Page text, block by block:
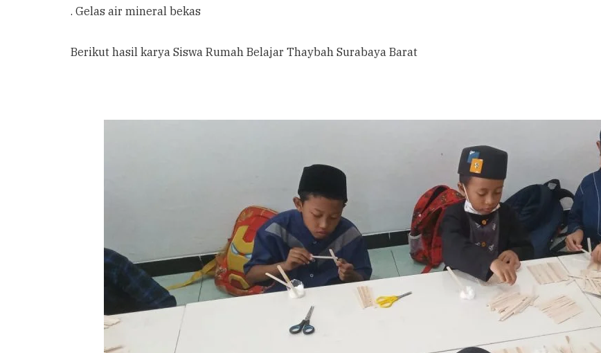
. Gelas air mineral bekas
Berikut hasil karya Siswa Rumah Belajar Thaybah Surabaya Barat